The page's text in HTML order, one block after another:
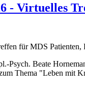
- Virtuelles
für MDS
Psych. Beate
Thema "Leben mit